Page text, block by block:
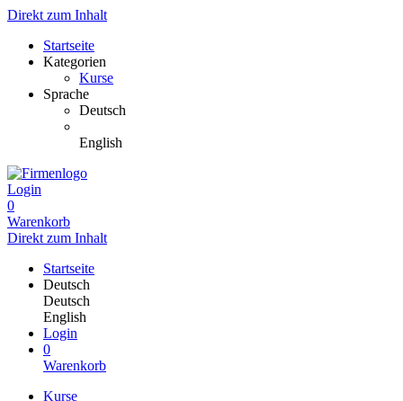
Direkt zum Inhalt
Startseite
Kategorien
Kurse
Sprache
Deutsch
English
Login
0
Warenkorb
Direkt zum Inhalt
Startseite
Deutsch
Deutsch
English
Login
0
Warenkorb
Kurse